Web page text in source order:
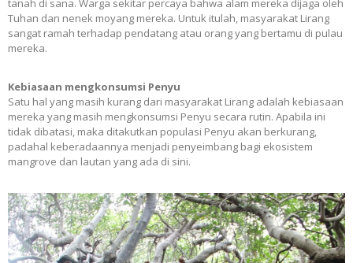
tanah di sana. Warga sekitar percaya bahwa alam mereka dijaga oleh
Tuhan dan nenek moyang mereka. Untuk itulah, masyarakat Lirang
sangat ramah terhadap pendatang atau orang yang bertamu di pulau
mereka.
Kebiasaan mengkonsumsi Penyu
Satu hal yang masih kurang dari masyarakat Lirang adalah kebiasaan
mereka yang masih mengkonsumsi Penyu secara rutin. Apabila ini
tidak dibatasi, maka ditakutkan populasi Penyu akan berkurang,
padahal keberadaannya menjadi penyeimbang bagi ekosistem
mangrove dan lautan yang ada di sini.